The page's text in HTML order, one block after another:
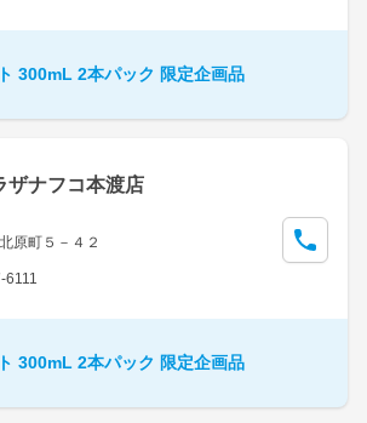
300mL 2本パック 限定企画品
ザナフコ本渡店
原町５－４２
300mL 2本パック 限定企画品